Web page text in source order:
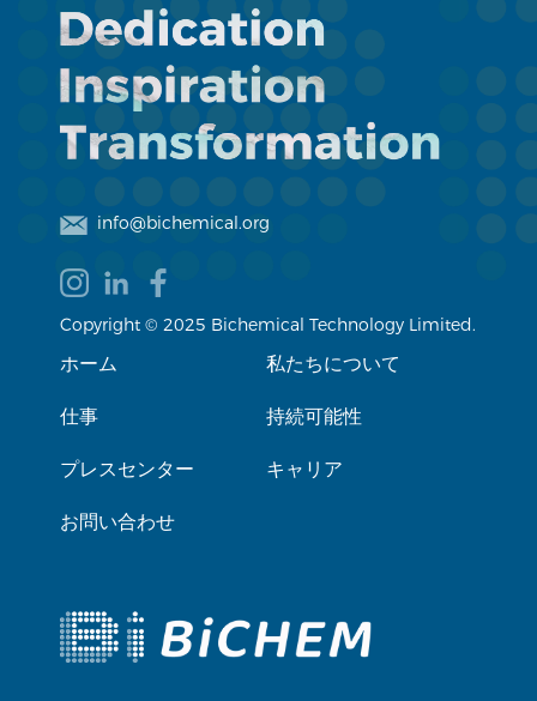
info@bichemical.org
Copyright © 2025 Bichemical Technology Limited.
ホーム 私たちについて
仕事 持続可能性
プレスセンター キャリア
お問い合わせ